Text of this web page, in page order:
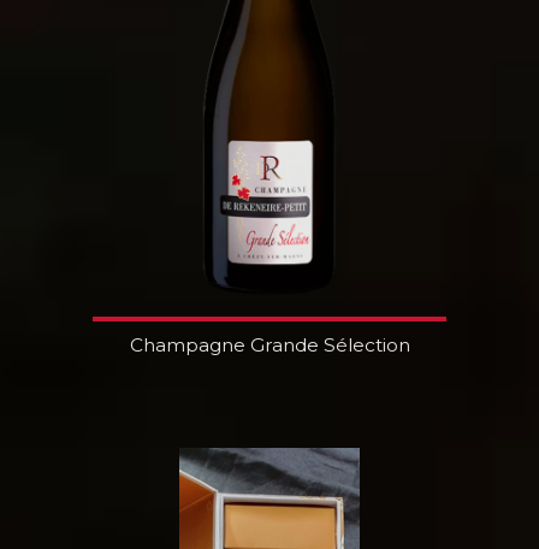
Champagne Grande Sélection